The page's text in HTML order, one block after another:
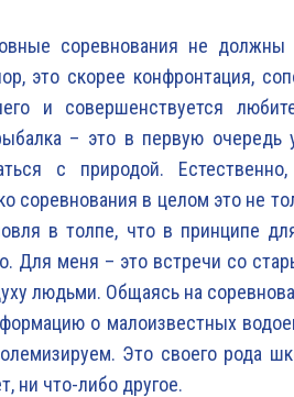
соревнования не
это скорее конфронтация,
и совершенствуется
– это в первую очередь
с природой.
соревнования в целом это не
в толпе, что в принципе
Для меня – это встречи со
людьми. Общаясь на
о малоизвестных
Это своего рода
ни что-либо другое.